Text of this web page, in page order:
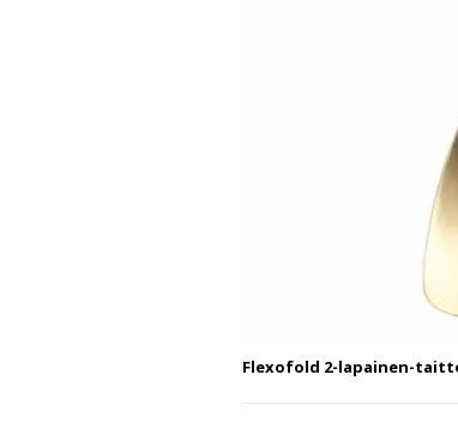
Flexofold 2-lapainen-